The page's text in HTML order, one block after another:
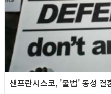
샌프란시스코, '불법' 동성 결